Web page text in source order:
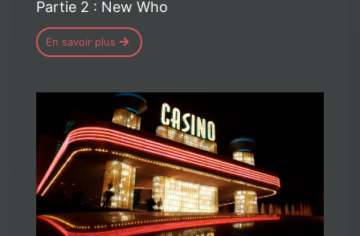
Partie 2 : New Who
En savoir plus